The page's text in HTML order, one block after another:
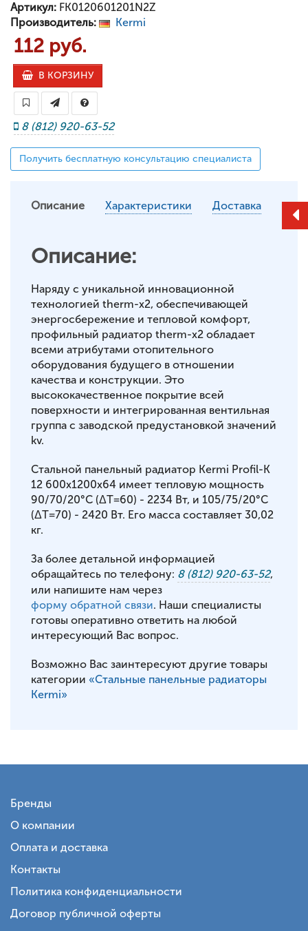
Артикул: FK0120601201N2Z
Производитель:
Kermi
112 руб.
В КОРЗИНУ
8 (812) 920-63-52
Получить бесплатную консультацию специалиста
Описание Характеристики Доставка
Описание:
Наряду с уникальной инновационной
технологией therm-x2, обеспечивающей
энергосбережение и тепловой комфорт,
профильный радиатор therm-x2 обладает
всеми атрибутами отопительного
оборудования будущего в отношении
качества и конструкции. Это
высококачественное покрытие всей
поверхности и интегрированная вентильная
группа с заводской предустановкой значений
kv.
Стальной панельный радиатор Kermi Profil-K
12 600x1200x64 имеет тепловую мощность
90/70/20°С (ΔT=60) - 2234 Вт, и 105/75/20°С
(ΔT=70) - 2420 Вт. Его масса составляет 30,02
кг.
За более детальной информацией
обращайтесь по телефону: 8 (812) 920-63-52,
или напишите нам через
форму обратной связи. Наши специалисты
готовы оперативно ответить на любой
интересующий Вас вопрос.
Возможно Вас заинтересуют другие товары
категории «Стальные панельные радиаторы
Kermi»
Бренды
О компании
Оплата и доставка
Контакты
Политика конфиденциальности
Договор публичной оферты